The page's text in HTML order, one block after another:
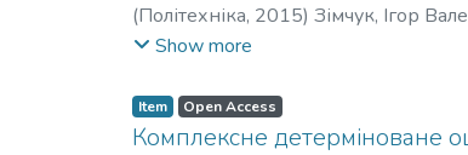
(Політехніка, 2015) Зімчук, Ігор
V.;Ishchenko, V. I.
Show more
Item Open Access
Комплексне детерміноване